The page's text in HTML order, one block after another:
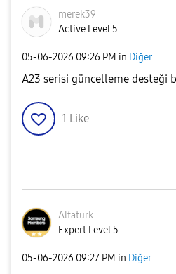
merek39
Active Level 5
‎05-06-2026 09:26 PM in Diğer
A23 serisi güncelleme desteği
1 Like
Alfatürk
Expert Level 5
‎05-06-2026 09:27 PM in Diğer